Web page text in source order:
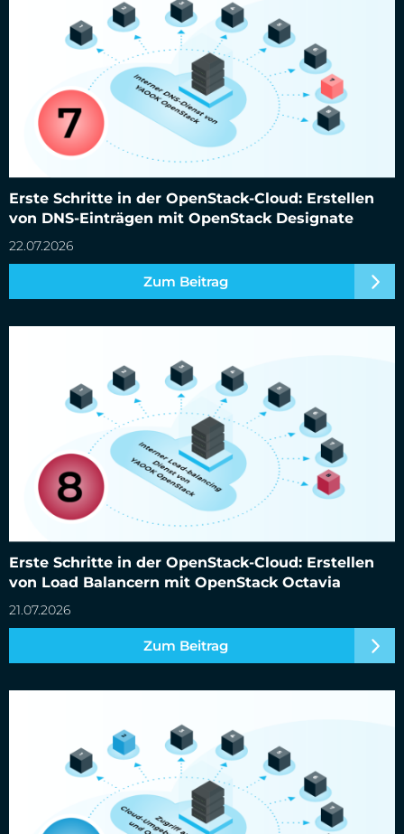
Erste Schritte in der OpenStack-Cloud: Erstellen
von DNS-Einträgen mit OpenStack Designate
22.07.2026
Zum Beitrag
Erste Schritte in der OpenStack-Cloud: Erstellen von DNS-
Einträgen mit OpenStack Designate
Erste Schritte in der OpenStack-Cloud: Erstellen
von Load Balancern mit OpenStack Octavia
21.07.2026
Zum Beitrag
Erste Schritte in der OpenStack-Cloud: Erstellen von Load
Balancern mit OpenStack Octavia